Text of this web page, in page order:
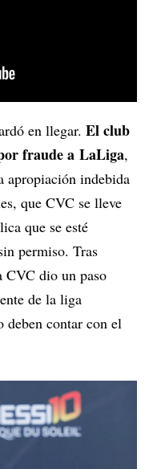
en llegar. El club
fraude a LaLiga,
apropiación indebida
que CVC se lleve
que se esté
permiso. Tras
CVC dio un paso
de la liga
deben contar con el